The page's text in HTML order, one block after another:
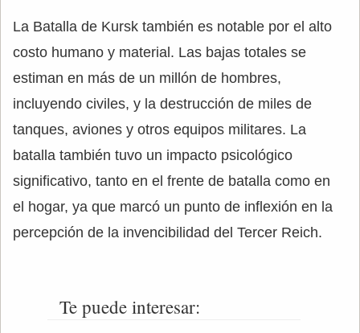
La Batalla de Kursk también es notable por el alto
costo humano y material. Las bajas totales se
estiman en más de un millón de hombres,
incluyendo civiles, y la destrucción de miles de
tanques, aviones y otros equipos militares. La
batalla también tuvo un impacto psicológico
significativo, tanto en el frente de batalla como en
el hogar, ya que marcó un punto de inflexión en la
percepción de la invencibilidad del Tercer Reich.
Te puede interesar: